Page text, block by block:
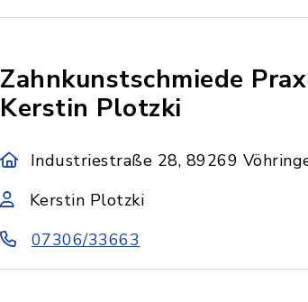
Zahnkunstschmiede
Kerstin Plotzki
Industriestraße 28, 89269
Kerstin Plotzki
07306/33663